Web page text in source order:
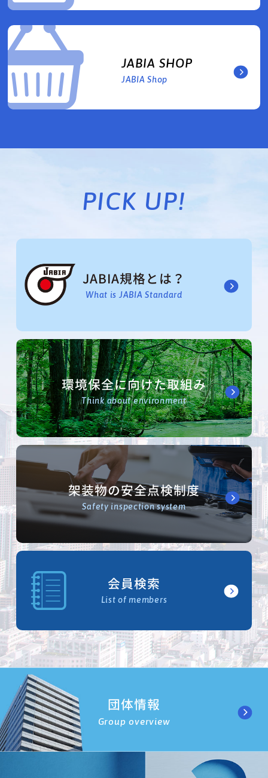
JABIA SHOP
JABIA Shop
PICK UP!
JABIA規格とは？
What is JABIA Standard
環境保全に向けた取組み
Think about environment
架装物の安全点検制度
Safety inspection system
会員検索
List of members
団体情報
Group overview